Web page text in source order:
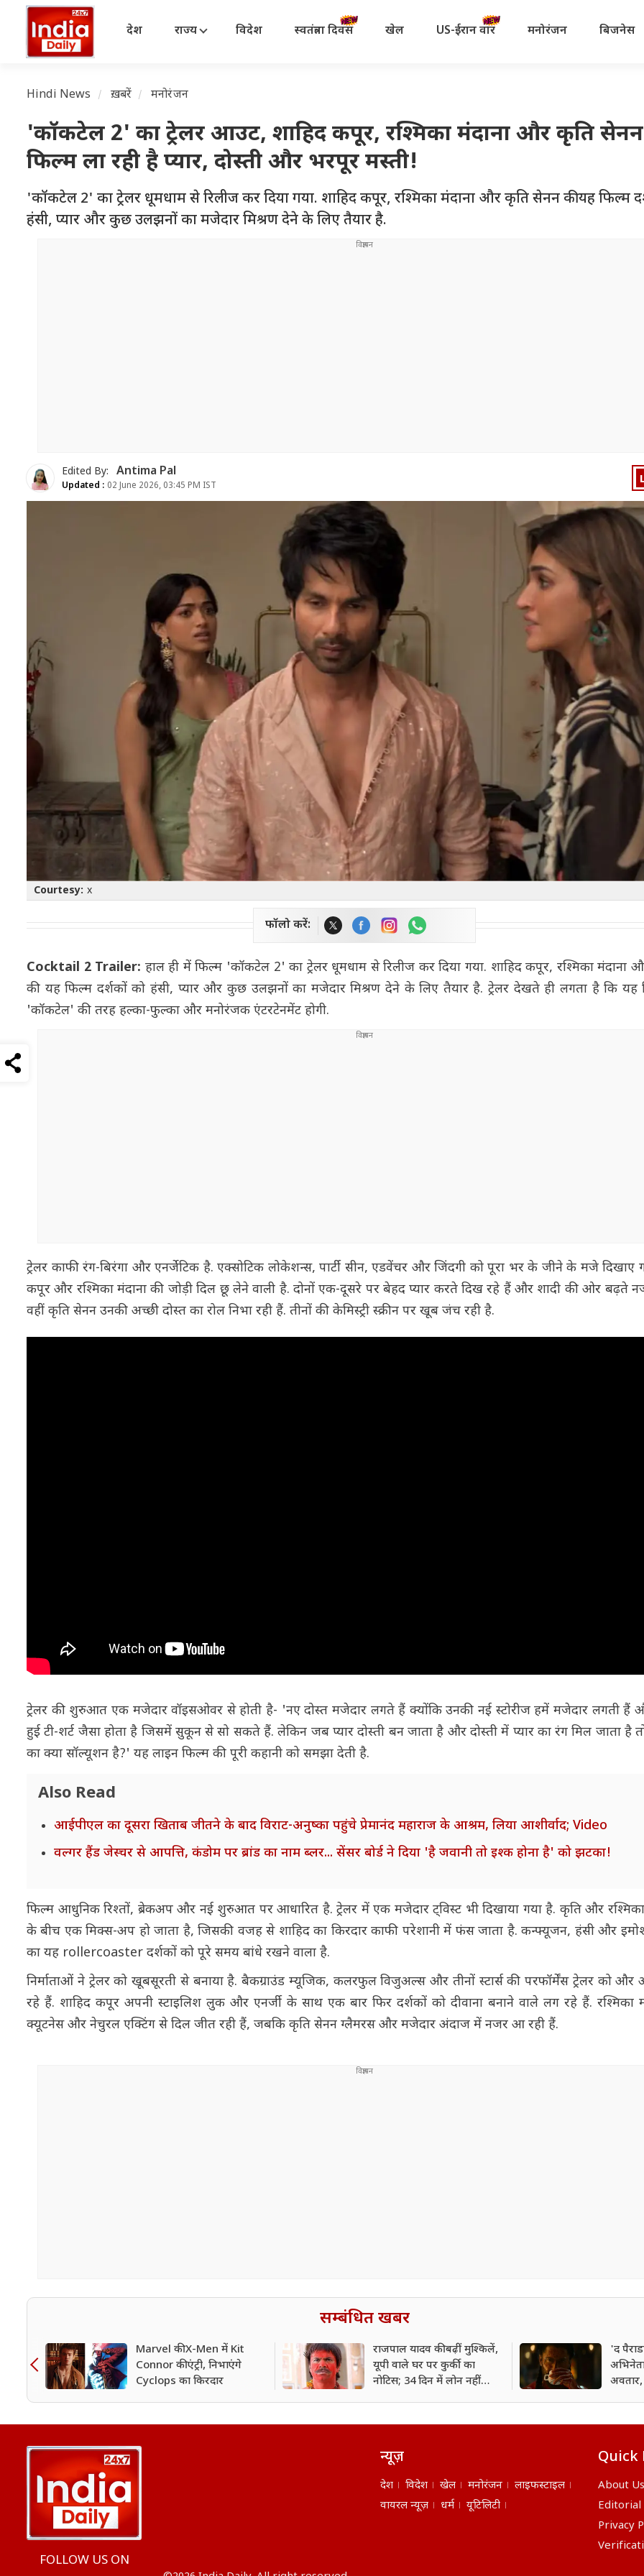
देश राज्य विदेश स्वतंत्रता दिवस खेल US-ईरान वॉर मनोरंजन बिजनेस
Hindi News ख़बरें मनोरंजन
'कॉकटेल 2' का ट्रेलर आउट, शाहिद कपूर, रश्मिका मंदाना और कृति सेनन
फिल्म ला रही है प्यार, दोस्ती और भरपूर मस्ती!
'कॉकटेल 2' का ट्रेलर धूमधाम से रिलीज कर दिया गया. शाहिद कपूर, रश्मिका मंदाना और कृति सेनन की यह फिल्म
हंसी, प्यार और कुछ उलझनों का मजेदार मिश्रण देने के लिए तैयार है.
Edited By: Antima Pal
Updated : 02 June 2026, 03:45 PM IST
Courtesy: x
फॉलो करें:
Cocktail 2 Trailer: हाल ही में फिल्म 'कॉकटेल 2' का ट्रेलर धूमधाम से रिलीज कर दिया गया. शाहिद कपूर, रश्मिका मंदाना
की यह फिल्म दर्शकों को हंसी, प्यार और कुछ उलझनों का मजेदार मिश्रण देने के लिए तैयार है. ट्रेलर देखते ही लगता है कि यह
'कॉकटेल' की तरह हल्का-फुल्का और मनोरंजक एंटरटेनमेंट होगी.
ट्रेलर काफी रंग-बिरंगा और एनर्जेटिक है. एक्सोटिक लोकेशन्स, पार्टी सीन, एडवेंचर और जिंदगी को पूरा भर के जीने के मजे दिखाए
कपूर और रश्मिका मंदाना की जोड़ी दिल छू लेने वाली है. दोनों एक-दूसरे पर बेहद प्यार करते दिख रहे हैं और शादी की ओर बढ़ते
वहीं कृति सेनन उनकी अच्छी दोस्त का रोल निभा रही हैं. तीनों की केमिस्ट्री स्क्रीन पर खूब जंच रही है.
ट्रेलर की शुरुआत एक मजेदार वॉइसओवर से होती है- 'नए दोस्त मजेदार लगते हैं क्योंकि उनकी नई स्टोरीज हमें मजेदार लगती हैं
हुई टी-शर्ट जैसा होता है जिसमें सुकून से सो सकते हैं. लेकिन जब प्यार दोस्ती बन जाता है और दोस्ती में प्यार का रंग मिल जाता है
का क्या सॉल्यूशन है?' यह लाइन फिल्म की पूरी कहानी को समझा देती है.
Also Read
आईपीएल का दूसरा खिताब जीतने के बाद विराट-अनुष्का पहुंचे प्रेमानंद महाराज के आश्रम, लिया आशीर्वाद; Video
वल्गर हैंड जेस्चर से आपत्ति, कंडोम पर ब्रांड का नाम ब्लर... सेंसर बोर्ड ने दिया 'है जवानी तो इश्क होना है' को झटका!
फिल्म आधुनिक रिश्तों, ब्रेकअप और नई शुरुआत पर आधारित है. ट्रेलर में एक मजेदार ट्विस्ट भी दिखाया गया है. कृति और रश्मिका
के बीच एक मिक्स-अप हो जाता है, जिसकी वजह से शाहिद का किरदार काफी परेशानी में फंस जाता है. कन्फ्यूजन, हंसी और
का यह rollercoaster दर्शकों को पूरे समय बांधे रखने वाला है.
निर्माताओं ने ट्रेलर को खूबसूरती से बनाया है. बैकग्राउंड म्यूजिक, कलरफुल विजुअल्स और तीनों स्टार्स की परफॉर्मेंस ट्रेलर को
रहे हैं. शाहिद कपूर अपनी स्टाइलिश लुक और एनर्जी के साथ एक बार फिर दर्शकों को दीवाना बनाने वाले लग रहे हैं. रश्मिका
क्यूटनेस और नेचुरल एक्टिंग से दिल जीत रही हैं, जबकि कृति सेनन ग्लैमरस और मजेदार अंदाज में नजर आ रही हैं.
सम्बंधित खबर
Marvel की X-Men में Kit
Connor की एंट्री, निभाएंगे
Cyclops का किरदार
राजपाल यादव की बढ़ीं मुश्किलें,
यूपी वाले घर पर कुर्की का
नोटिस; 34 दिन में लोन नहीं
'द
अभिनेता
FOLLOW US ON
न्यूज़
देश विदेश खेल मनोरंजन
लाइफस्टाइल
वायरल न्यूज़
धर्म यूटिलिटी
Quick
About Us
Editorial
Privacy